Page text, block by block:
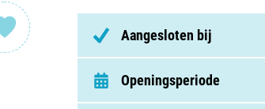
Nieuws
Aangesloten bij
Openingsperiode